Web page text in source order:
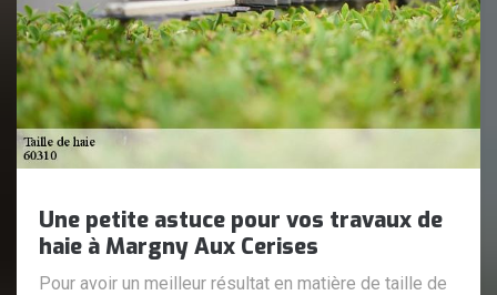
Une petite astuce pour vos travaux de
haie à Margny Aux Cerises
Pour avoir un meilleur résultat en matière de taille de